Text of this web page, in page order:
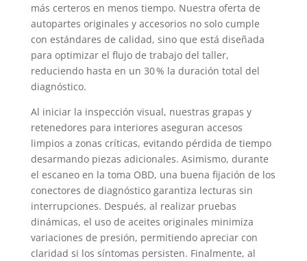
más certeros en menos tiempo. Nuestra oferta de
autopartes originales y accesorios no solo cumple
con estándares de calidad, sino que está diseñada
para optimizar el flujo de trabajo del taller,
reduciendo hasta en un 30 % la duración total del
diagnóstico.
Al iniciar la inspección visual, nuestras grapas y
retenedores para interiores aseguran accesos
limpios a zonas críticas, evitando pérdida de tiempo
desarmando piezas adicionales. Asimismo, durante
el escaneo en la toma OBD, una buena fijación de los
conectores de diagnóstico garantiza lecturas sin
interrupciones. Después, al realizar pruebas
dinámicas, el uso de aceites originales minimiza
variaciones de presión, permitiendo apreciar con
claridad si los síntomas persisten. Finalmente, al